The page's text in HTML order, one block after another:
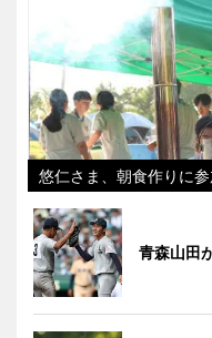
悠仁さま、朝食作りに参
青森山田